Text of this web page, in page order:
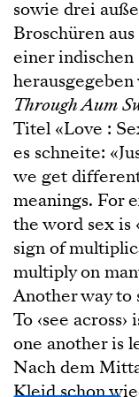
sowie drei
Broschüren
einer
Through Aum
Titel «Love :
es schneite:
we get
meanings. For
the word sex is
sign of
multiply on
Another way to
To ‹see
one another is
Nach dem
Kleid schon